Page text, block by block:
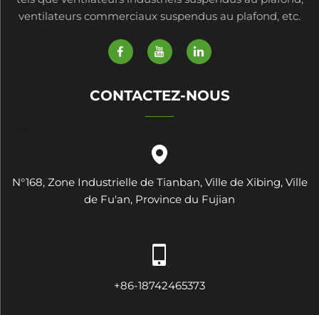
ventilateurs commerciaux suspendus au plafond, etc.
CONTACTEZ-NOUS
N°168, Zone Industrielle de Tianban, Ville de Xibing, Ville
de Fu'an, Province du Fujian
+86-18742465373